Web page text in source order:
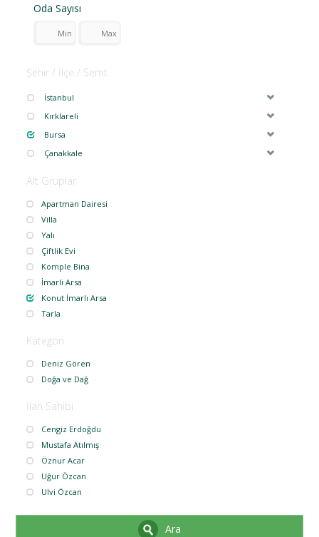
Oda Sayısı
Şehir / İlçe / Semt
İstanbul
Kırklareli
Bursa
Çanakkale
Alt Gruplar
Apartman Dairesi
Villa
Yalı
Çiftlik Evi
Komple Bina
İmarli Arsa
Konut İmarlı Arsa
Tarla
Kategori
Deniz Gören
Doğa ve Dağ
İlan Sahibi
Cengiz Erdoğdu
Mustafa Atılmış
Öznur Acar
Uğur Özcan
Ulvi Özcan
Ara